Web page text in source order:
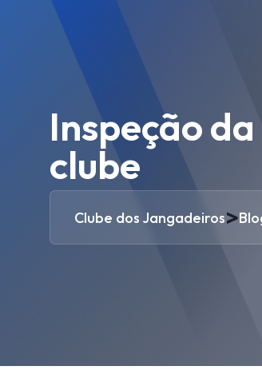
Inspeção
clube
Clube dos Jangadeiros>